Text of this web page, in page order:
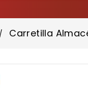
Carretilla